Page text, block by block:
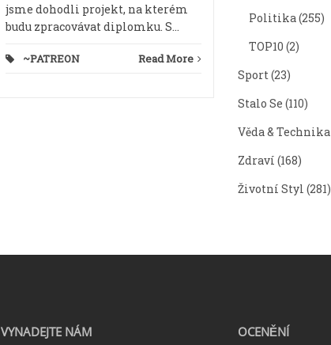
jsme dohodli projekt, na kterém
budu zpracovávat diplomku. S...
~PATREON Read More
Politika(255)
TOP10 (2)
Sport(23)
Stalo Se (110)
Věda & Technika
Zdraví (168)
Životní Styl (281)
VYNADEJTE NÁM OCENĚNÍ